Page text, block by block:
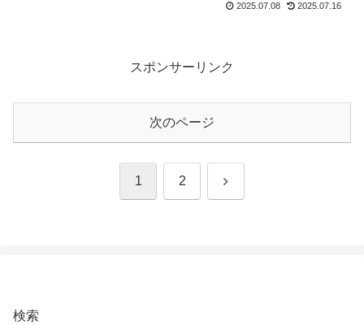
2025.07.08 2025.07.16
スポンサーリンク
次のページ
1 2 次
検索